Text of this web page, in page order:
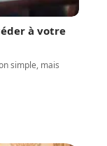
à votre
simple, mais